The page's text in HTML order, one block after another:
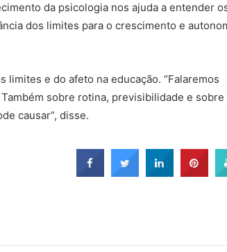
da psicologia nos ajuda a entender
dos limites para o crescimento e
e do afeto na educação. “Falaremos
sobre rotina, previsibilidade e sobre
causar”, disse.